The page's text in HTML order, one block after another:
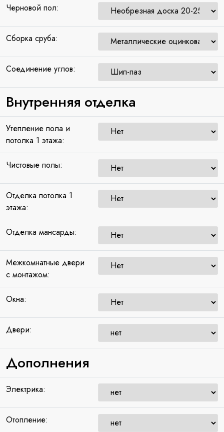
Черновой пол:
Сборка сруба:
Соединение углов:
Внутренняя отделка
Утепление пола и
потолка 1 этажа:
Чистовые полы:
Отделка потолка 1
этажа:
Отделка мансарды:
Межкомнатные двери
с монтажом:
Окна:
Двери:
Дополнения
Электрика:
Отопление: